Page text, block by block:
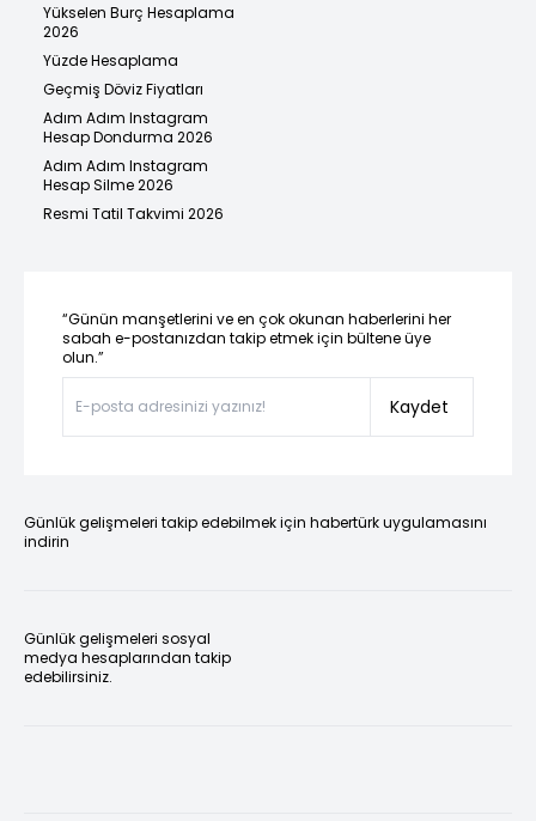
Yükselen Burç Hesaplama
2026
Yüzde Hesaplama
Geçmiş Döviz Fiyatları
Adım Adım Instagram
Hesap Dondurma 2026
Adım Adım Instagram
Hesap Silme 2026
Resmi Tatil Takvimi 2026
“Günün manşetlerini ve en çok okunan haberlerini her
sabah e-postanızdan takip etmek için bültene üye
olun.”
Kaydet
Günlük gelişmeleri takip edebilmek için habertürk uygulamasını
indirin
Günlük gelişmeleri sosyal
medya hesaplarından takip
edebilirsiniz.